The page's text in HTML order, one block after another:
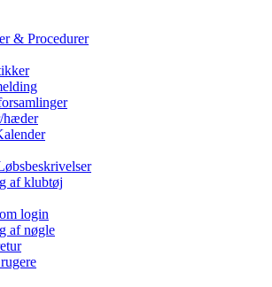
& Procedurer
hæder
af klubtøj
login
af nøgle